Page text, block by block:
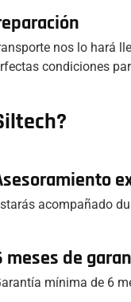
nos lo hará
condiciones
acompañado
meses de
mínima de 6